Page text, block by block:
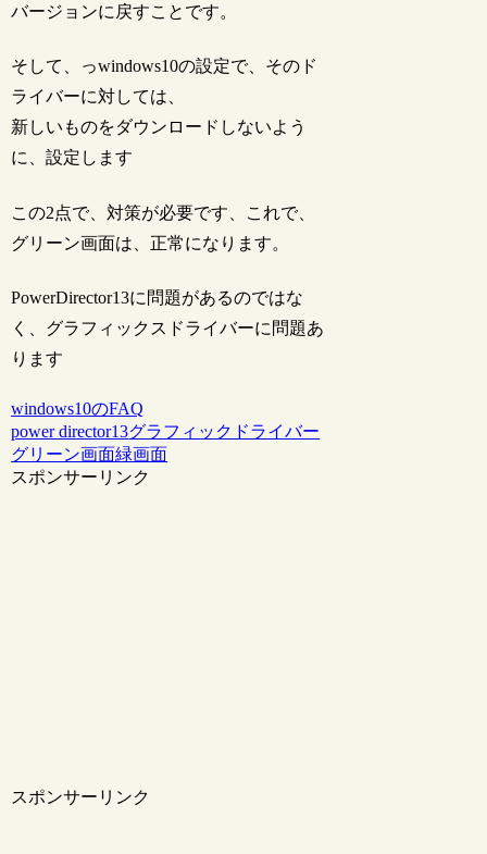
バージョンに戻すことです。
そして、っwindows10の設定で、そのド
ライバーに対しては、
新しいものをダウンロードしないよう
に、設定します
この2点で、対策が必要です、これで、
グリーン画面は、正常になります。
PowerDirector13に問題があるのではな
く、グラフィックスドライバーに問題あ
ります
windows10のFAQ
power director13グラフィックドライバー
グリーン画面緑画面
スポンサーリンク
スポンサーリンク